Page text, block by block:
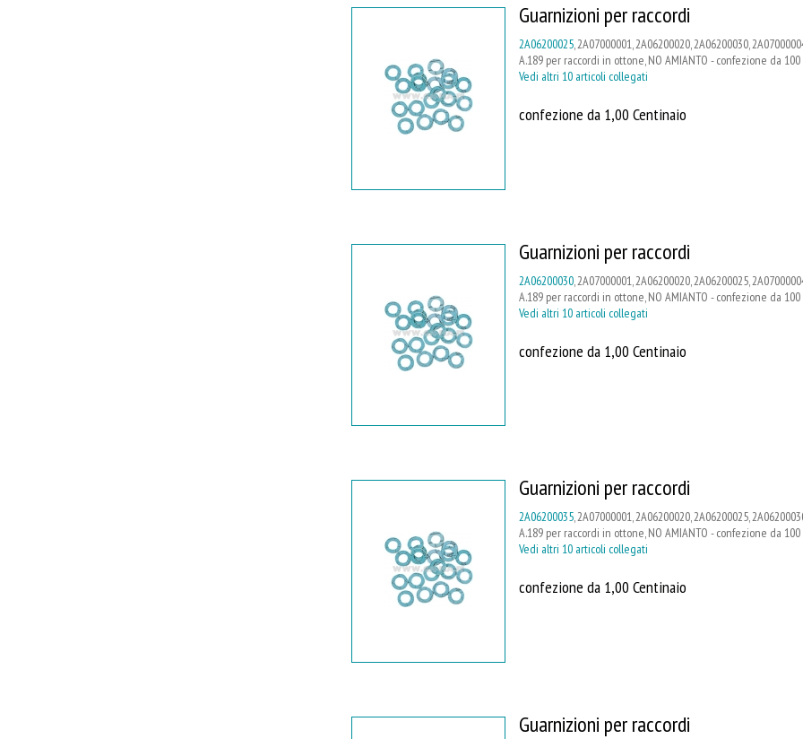
Guarnizioni per raccordi
2A06200025, 2A07000001, 2A06200020, 2A06200030,
A.189 per raccordi in ottone, NO AMIANTO - confezione da
Vedi altri 10 articoli collegati
confezione da 1,00 Centinaio
Guarnizioni per raccordi
2A06200030, 2A07000001, 2A06200020, 2A06200025,
A.189 per raccordi in ottone, NO AMIANTO - confezione da
Vedi altri 10 articoli collegati
confezione da 1,00 Centinaio
Guarnizioni per raccordi
2A06200035, 2A07000001, 2A06200020, 2A06200025,
A.189 per raccordi in ottone, NO AMIANTO - confezione da
Vedi altri 10 articoli collegati
confezione da 1,00 Centinaio
Guarnizioni per raccordi